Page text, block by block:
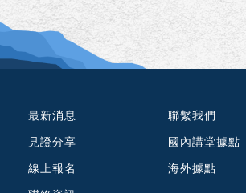
最新消息
見證分享
線上報名
聯繫我們
國內講堂據點
海外據點